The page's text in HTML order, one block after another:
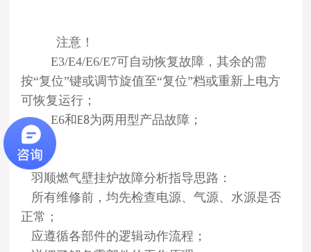
注意！
E3/E4/E6/E7可自动恢复故障，其余的需
按“复位”键或调节旋值至“复位”档或重新上电方
可恢复运行；
E6和E8为两用型产品故障；
羽顺燃气壁挂炉故障分析指导思路：
所有维修前，均先检查电源、气源、水源是否
正常；
应遵循各部件的逻辑动作流程；